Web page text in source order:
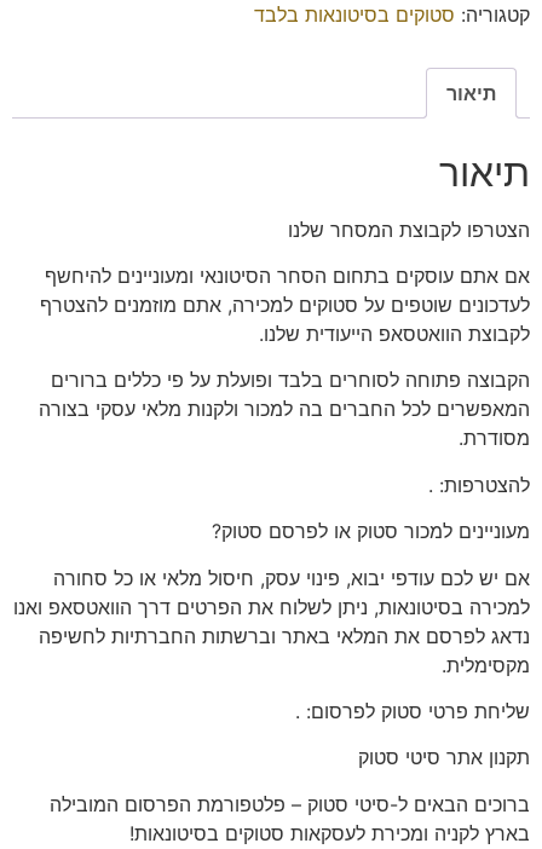
קטגוריה: סטוקים בסיטונאות בלבד
תיאור
תיאור
הצטרפו לקבוצת המסחר שלנו
אם אתם עוסקים בתחום הסחר הסיטונאי ומעוניינים להיחשף
לעדכונים שוטפים על סטוקים למכירה, אתם מוזמנים להצטרף
לקבוצת הוואטסאפ הייעודית שלנו.
הקבוצה פתוחה לסוחרים בלבד ופועלת על פי כללים ברורים
המאפשרים לכל החברים בה למכור ולקנות מלאי עסקי בצורה
מסודרת.
להצטרפות: .
מעוניינים למכור סטוק או לפרסם סטוק?
אם יש לכם עודפי יבוא, פינוי עסק, חיסול מלאי או כל סחורה
למכירה בסיטונאות, ניתן לשלוח את הפרטים דרך הוואטסאפ ואנו
נדאג לפרסם את המלאי באתר וברשתות החברתיות לחשיפה
מקסימלית.
שליחת פרטי סטוק לפרסום: .
תקנון אתר סיטי סטוק
ברוכים הבאים ל-סיטי סטוק – פלטפורמת הפרסום המובילה
בארץ לקניה ומכירת לעסקאות סטוקים בסיטונאות!